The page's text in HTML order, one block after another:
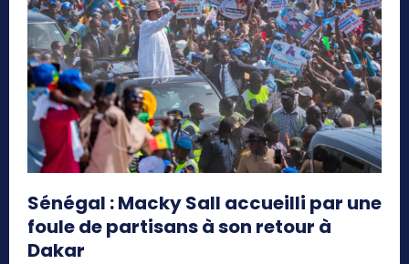
Sénégal : Macky Sall accueilli par une
foule de partisans à son retour à
Dakar